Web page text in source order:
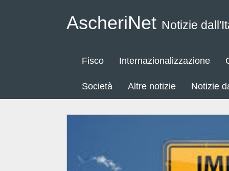
AscheriNet Notizie
Fisco Internazionalizzazione
Società Altre notizie Notizie